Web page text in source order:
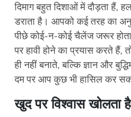
दिमाग बहुत दिशाओं में दौड़ता हैं,
डराता है। आपको कई तरह का
पीछे कोई-न-कोई चैलेंज जरूर
पर हावी होने का प्रयास करते हैं,
ही नहीं बनाते, बल्कि ज्ञान और
दम पर आप कुछ भी हासिल कर
खुद पर विश्वास खोलता है